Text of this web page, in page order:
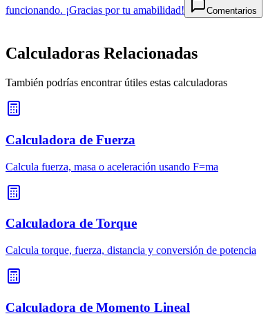
funcionando. ¡Gracias por tu amabilidad!
Comentarios
Calculadoras Relacionadas
También podrías encontrar útiles estas calculadoras
Calculadora de Fuerza
Calcula fuerza, masa o aceleración usando F=ma
Calculadora de Torque
Calcula torque, fuerza, distancia y conversión de potencia
Calculadora de Momento Lineal